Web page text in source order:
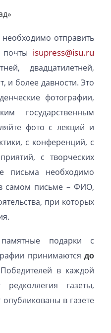
отправить
почты isupress@isu.ru
двадцатилетней,
и более давности. Это
фотографии,
государственным
фото с лекций и
с конференций, с
с творческих
письма необходимо
самом письме – ФИО,
при которых
подарки с
принимаютсядо
в каждой
газеты,
в газете